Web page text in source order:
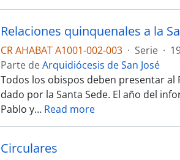
Relaciones quinquenales a la
CR AHABAT A1001-002-003 · Serie ·
Parte deArquidiócesis de San José
Todos los obispos deben presentar al
dado por la Santa Sede. El año del
Pablo y… Read more
Circulares